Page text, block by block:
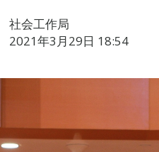
社会工作局
2021年3月29日 18:54